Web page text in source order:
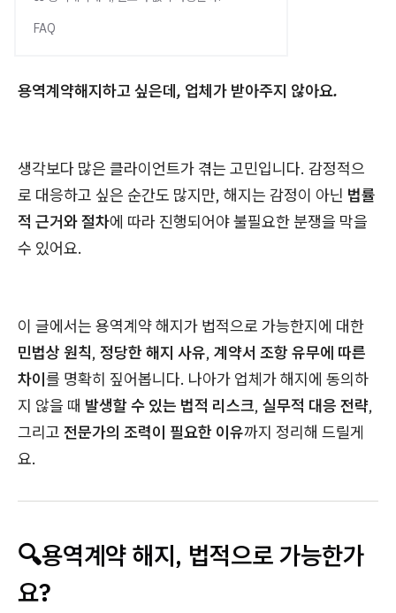
FAQ
용역계약해지하고 싶은데, 업체가 받아주지 않아요.
생각보다 많은 클라이언트가 겪는 고민입니다. 감정적으
로 대응하고 싶은 순간도 많지만, 해지는 감정이 아닌 법률
적 근거와 절차에 따라 진행되어야 불필요한 분쟁을 막을
수 있어요.
이 글에서는 용역계약 해지가 법적으로 가능한지에 대한
민법상 원칙, 정당한 해지 사유, 계약서 조항 유무에 따른
차이를 명확히 짚어봅니다. 나아가 업체가 해지에 동의하
지 않을 때 발생할 수 있는 법적 리스크, 실무적 대응 전략,
그리고 전문가의 조력이 필요한 이유까지 정리해 드릴게
요.
🔍용역계약 해지, 법적으로 가능한가
요?